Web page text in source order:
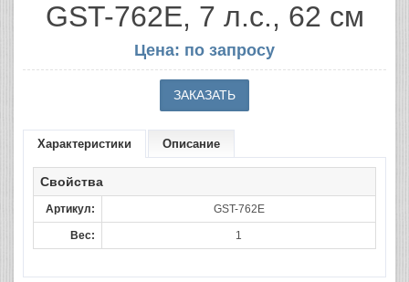
GST-762E, 7 л.с., 62 см
Цена: по запросу
Характеристики Описание
Свойства
Артикул: GST-762E
Вес: 1